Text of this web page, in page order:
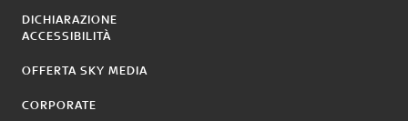
DICHIARAZIONE
ACCESSIBILITÀ
OFFERTA SKY MEDIA
CORPORATE